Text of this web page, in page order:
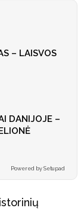
– LAISVOS
DANIJOJE –
Powered by Setupad